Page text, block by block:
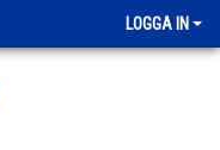
LOGGA IN